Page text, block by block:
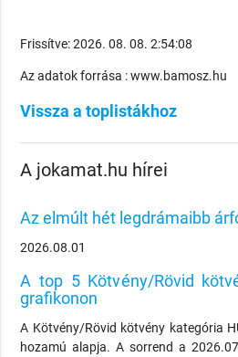
Frissítve: 2026. 08. 08. 2:54:08
Az adatok forrása : www.bamosz.hu
Vissza a toplistákhoz
A jokamat.hu hírei
Az elmúlt hét legdrámaibb
2026.08.01
A top 5 Kötvény/Rövid
grafikonon
A Kötvény/Rövid kötvény kategória
hozamú alapja. A sorrend a